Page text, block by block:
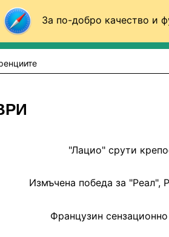
За по-добро качество и
ФУТБОЛ (БГ)
"Лацио" срути
Измъчена победа за "Реал",
Французин